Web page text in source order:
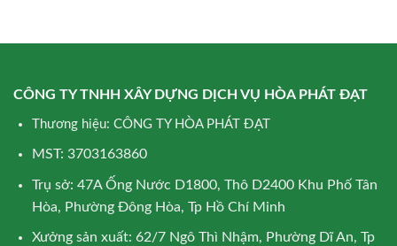
CÔNG TY TNHH XÂY DỰNG DỊCH VỤ HÒA PHÁT ĐẠT
Thương hiệu: CÔNG TY HÒA PHÁT ĐẠT
MST: 3703163860
Trụ sở: 47A Ống Nước D1800, Thô D2400 Khu Phố Tân
Hòa, Phường Đông Hòa, Tp Hồ Chí Minh
Xưởng sản xuất: 62/7 Ngô Thì Nhậm, Phường Dĩ An, Tp